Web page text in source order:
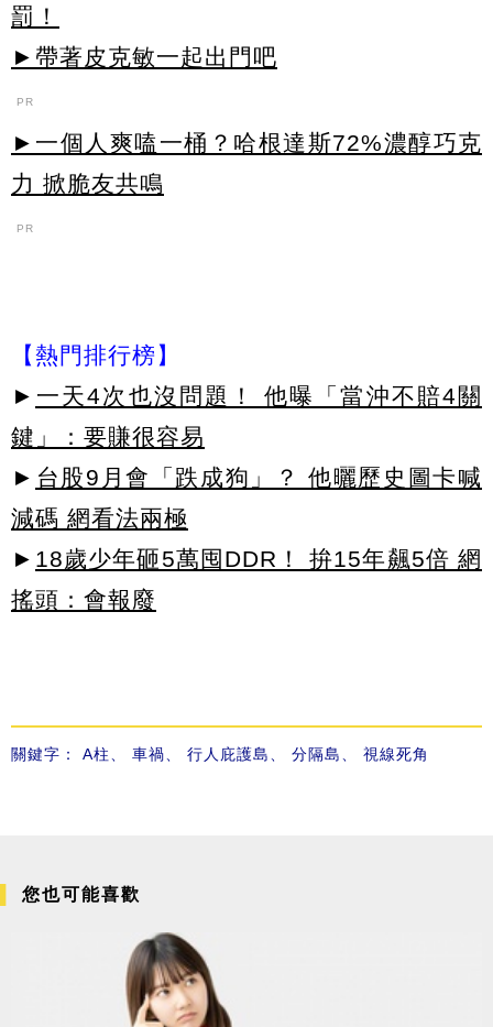
罰！
►帶著皮克敏一起出門吧
PR
►一個人爽嗑一桶？哈根達斯72%濃醇巧克
力 掀脆友共鳴
PR
【熱門排行榜】
► 一天4次也沒問題！ 他曝「當沖不賠4關
鍵」：要賺很容易
► 台股9月會「跌成狗」？ 他曬歷史圖卡喊
減碼 網看法兩極
► 18歲少年砸5萬囤DDR！ 拚15年飆5倍 網
搖頭：會報廢
關鍵字： A柱 車禍 行人庇護島 分隔島 視線死角
您也可能喜歡